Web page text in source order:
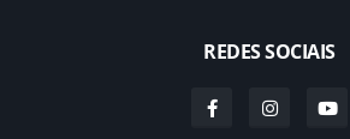
REDES SOCIAIS